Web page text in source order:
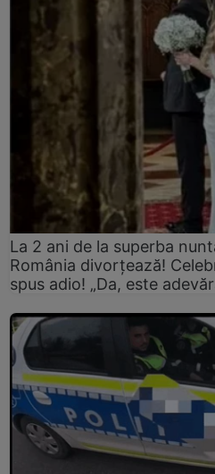
La 2 ani de la superba
România divorțează!
spus adio! „Da, este